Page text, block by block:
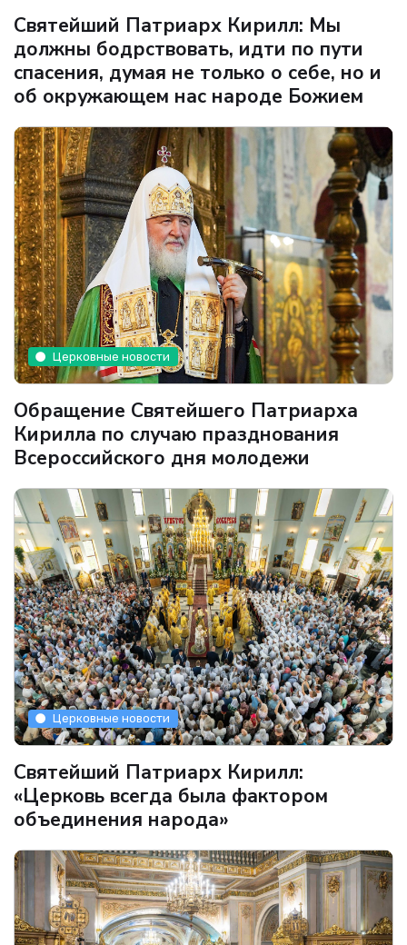
Святейший Патриарх Кирилл: Мы
должны бодрствовать, идти по пути
спасения, думая не только о себе, но и
об окружающем нас народе Божием
Церковные новости
Обращение Святейшего Патриарха
Кирилла по случаю празднования
Всероссийского дня молодежи
Церковные новости
Святейший Патриарх Кирилл:
«Церковь всегда была фактором
объединения народа»